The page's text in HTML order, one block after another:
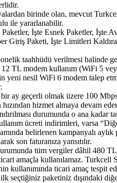
birinde olan, mevcut
ile yararlanabilir.
İşte Esnek Paketler, İşte
Giriş Paketi, İşte Limitleri
taahhüdü verilmesi halinde
TL modem kullanım (WiFi 5
nesil WiFi 6 modem talep
ay geçerli olmak üzere 100
hizmet almaya devam
durumunda o ana
ücreti indirimleri, varsa
belirlenen kampanyalı aylık
son faturanıza yansıtılır.
tüm vergiler dâhil 480 TL
amaçla kullanılamaz.
kullanımında ticari amaç tespit
seçtiğiniz paketiniz dışındaki